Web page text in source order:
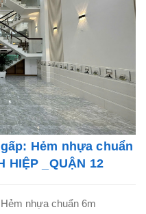
Hẻm nhựa chuẩn
HIỆP _QUẬN 12
nhựa chuẩn 6m